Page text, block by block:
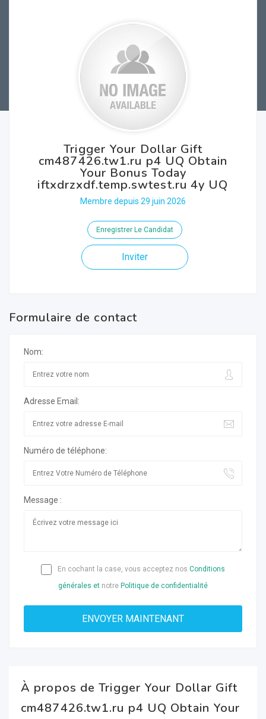
Trigger Your Dollar Gift
cm487426.tw1.ru p4 UQ Obtain
Your Bonus Today
iftxdrzxdf.temp.swtest.ru 4y UQ
Membre depuis 29 juin 2026
Enregistrer Le Candidat
Inviter
Formulaire de contact
Nom:
Adresse Email:
Numéro de téléphone:
Message :
En cochant la case, vous acceptez nos Conditions
générales et notre Politique de confidentialité
À propos de Trigger Your Dollar Gift
cm487426.tw1.ru p4 UQ Obtain Your